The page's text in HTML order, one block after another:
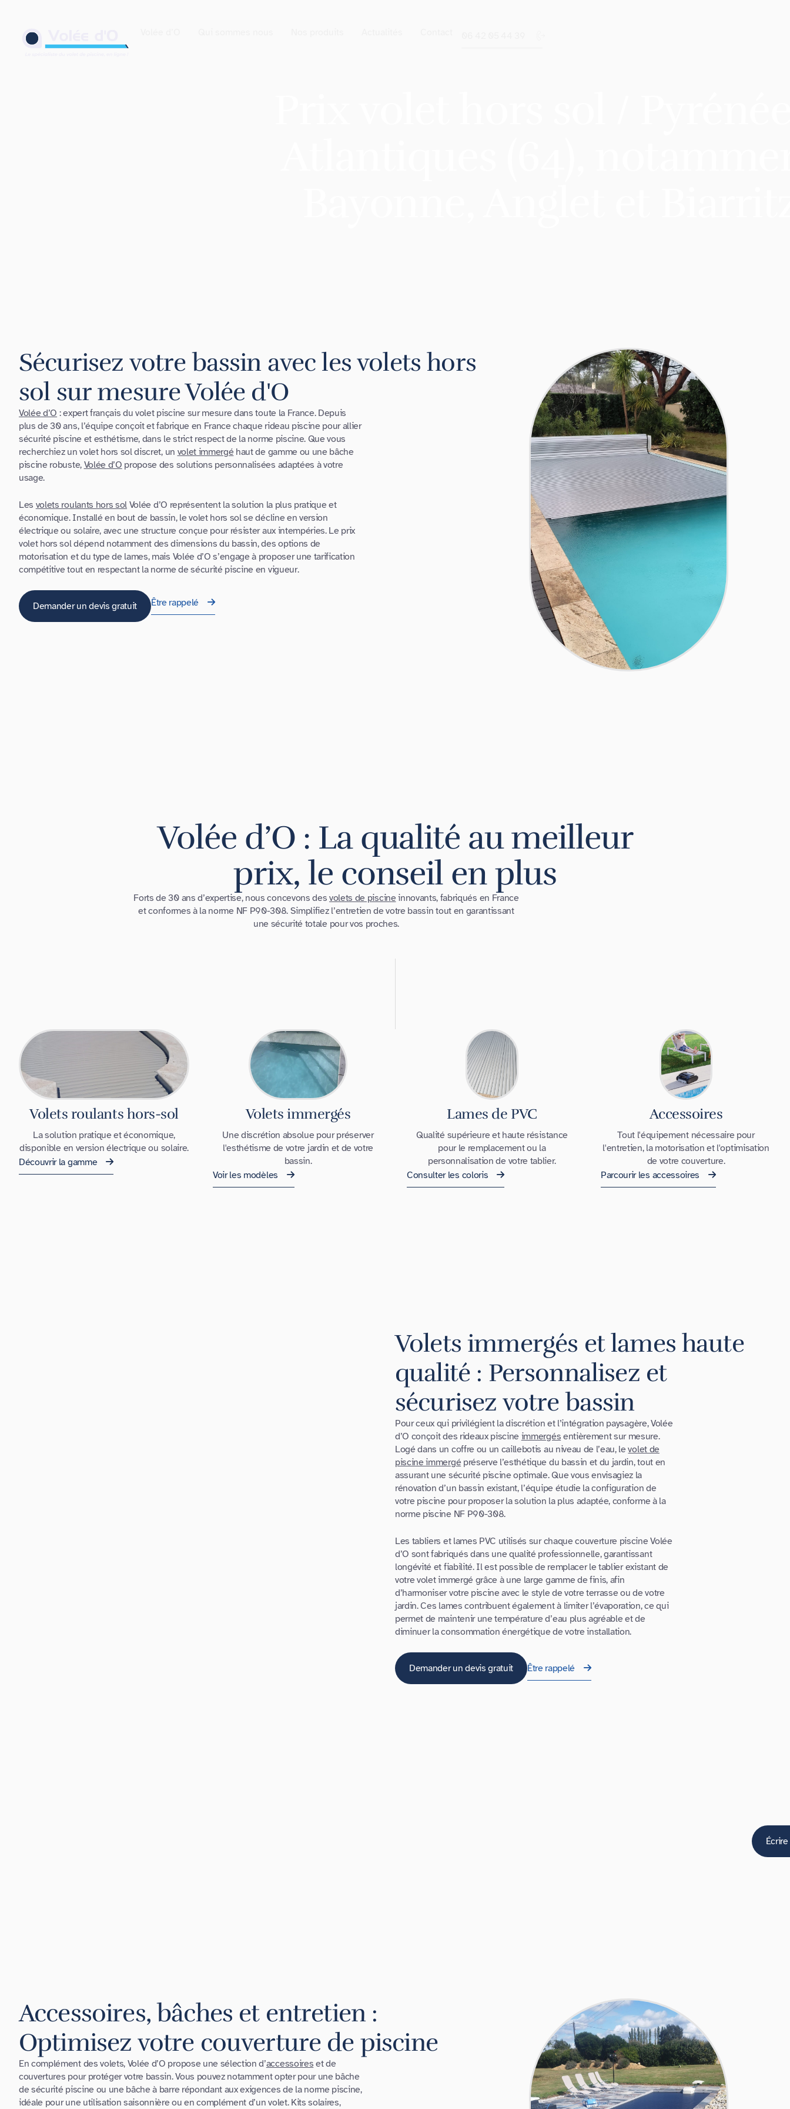
Sécurisez votre bassin avec les volets hors
sol sur mesure Volée d'O
Volée d’O : expert français du volet piscine sur mesure dans toute la France. Depuis
plus de 30 ans, l’équipe conçoit et fabrique en France chaque rideau piscine pour allier
sécurité piscine et esthétisme, dans le strict respect de la norme piscine. Que vous
recherchiez un volet hors sol discret, un volet immergé haut de gamme ou une bâche
piscine robuste, Volée d’O propose des solutions personnalisées adaptées à votre
usage.
Les volets roulants hors sol Volée d’O représentent la solution la plus pratique et
économique. Installé en bout de bassin, le volet hors sol se décline en version
électrique ou solaire, avec une structure conçue pour résister aux intempéries. Le prix
volet hors sol dépend notamment des dimensions du bassin, des options de
motorisation et du type de lames, mais Volée d’O s’engage à proposer une tarification
compétitive tout en respectant la norme de sécurité piscine en vigueur.
Demander un devis gratuit Être rappelé
Volée d’O : La qualité au meilleur
prix, le conseil en plus
Forts de 30 ans d’expertise, nous concevons des volets de piscine innovants, fabriqués en France
et conformes à la norme NF P90-308. Simplifiez l’entretien de votre bassin tout en garantissant
une sécurité totale pour vos proches.
Volets roulants hors-sol
La solution pratique et économique,
disponible en version électrique ou solaire.
Découvrir la gamme
Volets immergés
Une discrétion absolue pour préserver
l'esthétisme de votre jardin et de votre
bassin.
Voir les modèles
Lames de PVC
Qualité supérieure et haute résistance
pour le remplacement ou la
personnalisation de votre tablier.
Consulter les coloris
Accessoires
Tout l'équipement nécessaire pour
l'entretien, la motorisation et l'optimisation
de votre couverture.
Parcourir les accessoires
Volets immergés et lames haute
qualité : Personnalisez et
sécurisez votre bassin
Pour ceux qui privilégient la discrétion et l’intégration paysagère, Volée
d’O conçoit des rideaux piscine immergés entièrement sur mesure.
Logé dans un coffre ou un caillebotis au niveau de l’eau, levolet de
piscine immergé préserve l’esthétique du bassin et du jardin, tout en
assurant une sécurité piscine optimale. Que vous envisagiez la
rénovation d’un bassin existant, l’équipe étudie la configuration de
votre piscine pour proposer la solution la plus adaptée, conforme à la
norme piscine NF P90-308.
Les tabliers et lames PVC utilisés sur chaque couverture piscine Volée
d’O sont fabriqués dans une qualité professionnelle, garantissant
longévité et fiabilité. Il est possible de remplacer le tablier existant de
votre volet immergé grâce à une large gamme de finis, afin
d’harmoniser votre piscine avec le style de votre terrasse ou de votre
jardin. Ces lames contribuent également à limiter l’évaporation, ce qui
permet de maintenir une température d’eau plus agréable et de
diminuer la consommation énergétique de votre installation.
Demander un devis gratuit Être rappelé
Accessoires, bâches et entretien :
Optimisez votre couverture de piscine
En complément des volets, Volée d’O propose une sélection d’accessoires et de
couvertures pour protéger votre bassin. Vous pouvez notamment opter pour une bâche
de sécurité piscine ou une bâche à barre répondant aux exigences de la norme piscine,
idéale pour une utilisation saisonnière ou en complément d’un volet. Kits solaires,